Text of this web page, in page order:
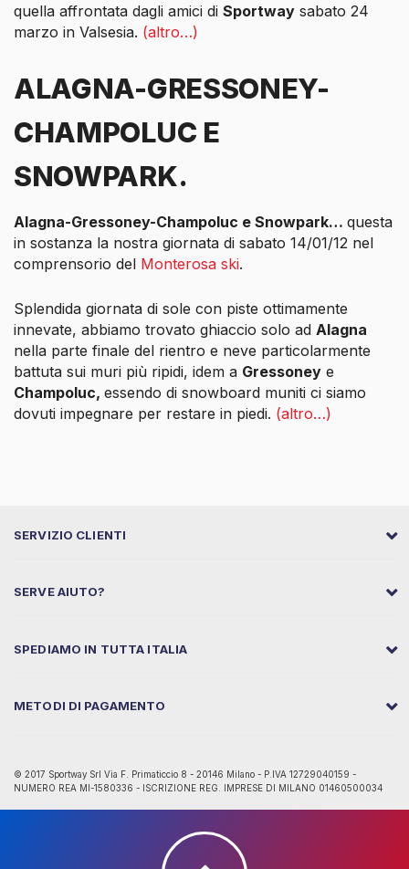
quella affrontata dagli amici di Sportway sabato 24
marzo in Valsesia. (altro…)
ALAGNA-GRESSONEY-
CHAMPOLUC E
SNOWPARK.
Alagna-Gressoney-Champoluc e Snowpark… questa
in sostanza la nostra giornata di sabato 14/01/12 nel
comprensorio del Monterosa ski.
Splendida giornata di sole con piste ottimamente
innevate, abbiamo trovato ghiaccio solo ad Alagna
nella parte finale del rientro e neve particolarmente
battuta sui muri più ripidi, idem a Gressoney e
Champoluc, essendo di snowboard muniti ci siamo
dovuti impegnare per restare in piedi. (altro…)
SERVIZIO CLIENTI
SERVE AIUTO?
SPEDIAMO IN TUTTA ITALIA
METODI DI PAGAMENTO
© 2017 Sportway Srl Via F. Primaticcio 8 - 20146 Milano - P.IVA 12729040159 -
NUMERO REA MI-1580336 - ISCRIZIONE REG. IMPRESE DI MILANO 01460500034